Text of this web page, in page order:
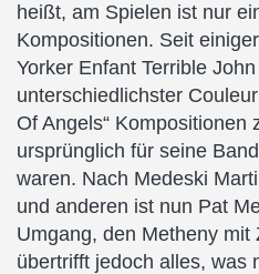
heißt, am Spielen ist nur
Kompositionen. Seit
Yorker Enfant Terrible
unterschiedlichster
Of Angels“ Kompositionen
ursprünglich für seine
waren. Nach Medeski
und anderen ist nun Pat
Umgang, den Metheny mit
übertrifft jedoch alles, was